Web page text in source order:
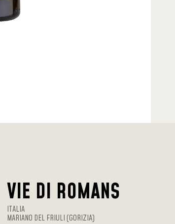
VIE DI ROMANS
ITALIA
MARIANO DEL FRIULI (GORIZIA)